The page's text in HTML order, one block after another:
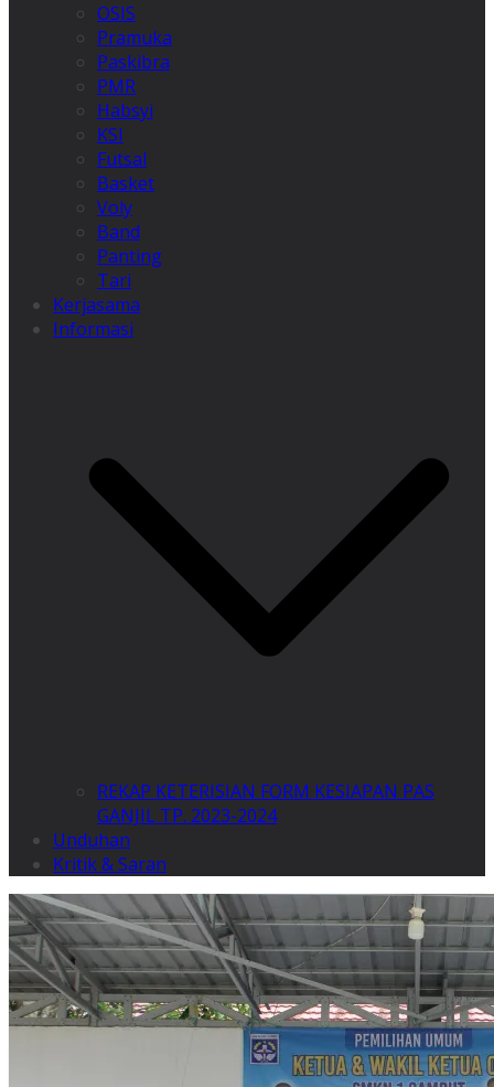
OSIS
Pramuka
Paskibra
PMR
Habsyi
KSI
Futsal
Basket
Voly
Band
Panting
Tari
Kerjasama
Informasi
REKAP KETERISIAN FORM KESIAPAN PAS
GANJIL TP. 2023-2024
Unduhan
Kritik & Saran